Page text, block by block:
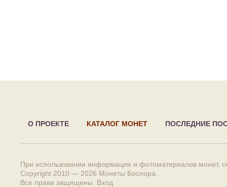
О ПРОЕКТЕ КАТАЛОГ МОНЕТ ПОСЛЕДНИЕ
При использовании информации и фотоматериалов монет,
Copyright 2010 — 2026 Монеты Боспора
Все права защищены. Вход